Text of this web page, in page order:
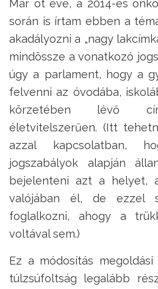
Már öt éve, a 2014-es
során is írtam ebben a
akadályozni a „nagy
mindössze a vonatkozó
úgy a parlament, hogy a
felvenni az óvodába,
körzetében lévő
életvitelszerűen. (Itt
azzal kapcsolatban,
jogszabályok alapján
bejelenteni azt a helyet,
valójában él, de ezzel
foglalkozni, ahogy a
voltával sem.)
Ez a módosítás
túlzsúfoltság legalább